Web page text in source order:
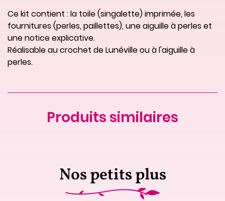
Ce kit contient : la toile (singalette) imprimée, les
fournitures (perles, paillettes), une aiguille à perles et
une notice explicative.
Réalisable au crochet de Lunéville ou à l'aiguille à
perles.
Produits similaires
Nos petits plus